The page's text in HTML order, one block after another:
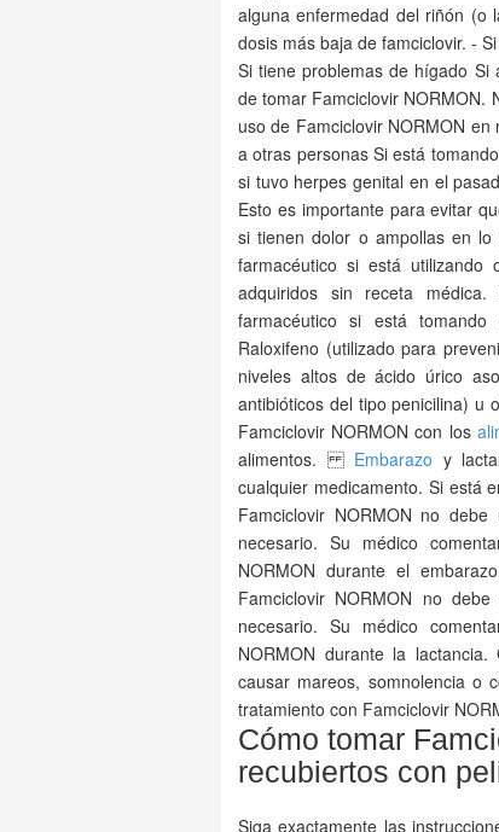
alguna enfermedad del riñón (o
dosis más baja de famciclovir. -
Si tiene problemas de hígado
de tomar Famciclovir NORMON.
uso de Famciclovir NORMON
a otras personas Si está
si tuvo herpes genital en el
Esto es importante para evitar
si tienen dolor o ampollas en
farmacéutico si está utilizando
adquiridos sin receta
farmacéutico si está tomando
Raloxifeno (utilizado para
niveles altos de ácido úrico
antibióticos del tipo penicilina) u
Famciclovir NORMON con los
alimentos. Embarazo y
cualquier medicamento. Si está
Famciclovir NORMON no
necesario. Su médico
NORMON durante el
Famciclovir NORMON no
necesario. Su médico
NORMON durante la
causar mareos, somnolencia o
tratamiento con Famciclovir
Cómo tomar
recubiertos con
Siga exactamente las